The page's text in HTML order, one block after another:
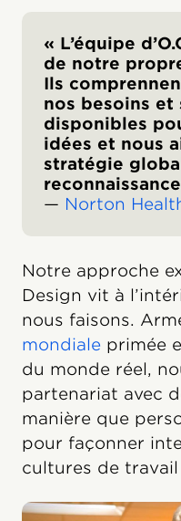
« L’équipe
de notre
Ils
nos besoins
disponibles
idées et nous
stratégie
— Norton
Notre approche
Design vit à
nous faisons.
mondiale primée
du monde réel,
partenariat avec
manière que
pour façonner
cultures de